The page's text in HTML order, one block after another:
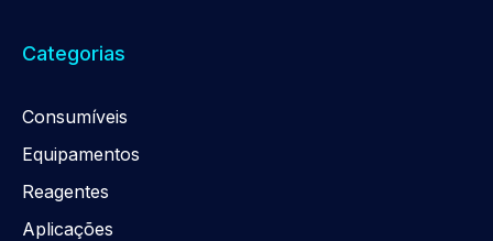
Categorias
Consumíveis
Equipamentos
Reagentes
Aplicações